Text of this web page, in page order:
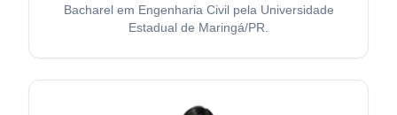
Bacharel em Engenharia Civil pela Universidade
Estadual de Maringá/PR.